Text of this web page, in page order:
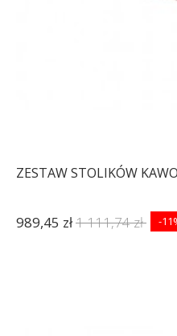
ZESTAW STOLIKÓW
989,45 zł1 111,74 zł -